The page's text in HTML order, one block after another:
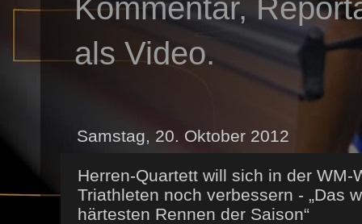
Kommentar,
als Video.
Samstag, 20. Oktober 2012
Herren-Quartett will sich in der WM-
Triathleten noch verbessern - „Das
härtesten Rennen der Saison“